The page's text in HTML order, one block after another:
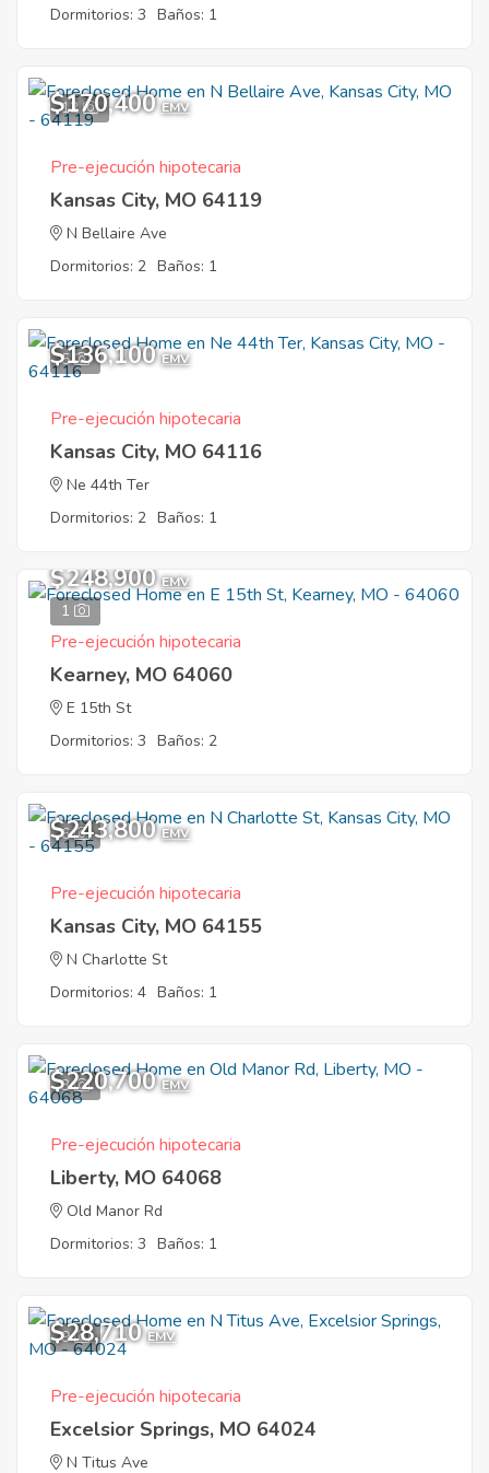
Dormitorios: 3 Baños: 1
12
$170,400 EMV
Pre-ejecución hipotecaria
Kansas City, MO 64119
N Bellaire Ave
Dormitorios: 2 Baños: 1
5
$136,100 EMV
Pre-ejecución hipotecaria
Kansas City, MO 64116
Ne 44th Ter
Dormitorios: 2 Baños: 1
1
$248,900 EMV
Pre-ejecución hipotecaria
Kearney, MO 64060
E 15th St
Dormitorios: 3 Baños: 2
6
$243,800 EMV
Pre-ejecución hipotecaria
Kansas City, MO 64155
N Charlotte St
Dormitorios: 4 Baños: 1
3
$220,700 EMV
Pre-ejecución hipotecaria
Liberty, MO 64068
Old Manor Rd
Dormitorios: 3 Baños: 1
9
$28,710 EMV
Pre-ejecución hipotecaria
Excelsior Springs, MO 64024
N Titus Ave